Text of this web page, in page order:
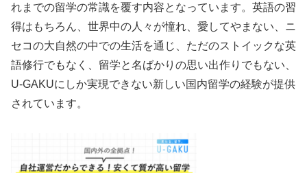
れまでの留学の常識を覆す内容となっています。英語の習
得はもちろん、世界中の人々が憧れ、愛してやまない、ニ
セコの大自然の中での生活を通じ、ただのストイックな英
語修行でもなく、留学と名ばかりの思い出作りでもない、
U-GAKUにしか実現できない新しい国内留学の経験が提供
されています。